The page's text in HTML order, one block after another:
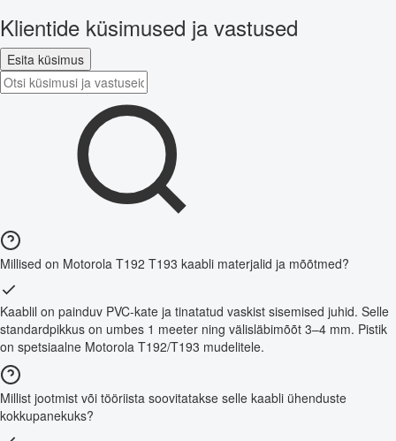
Klientide küsimused ja vastused
Esita küsimus
Millised on Motorola T192 T193 kaabli materjalid ja mõõtmed?
Kaablil on painduv PVC-kate ja tinatatud vaskist sisemised juhid. Selle
standardpikkus on umbes 1 meeter ning välisläbimõõt 3–4 mm. Pistik
on spetsiaalne Motorola T192/T193 mudelitele.
Millist jootmist või tööriista soovitatakse selle kaabli ühenduste
kokkupanekuks?